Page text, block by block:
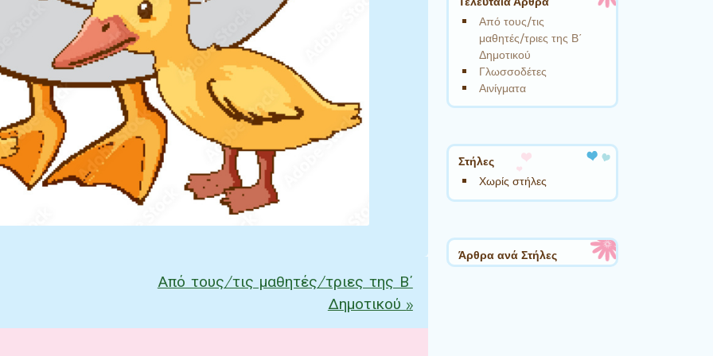
Από τους/τις μαθητές/τριες της Β΄
Δημοτικού»
Από τους/τις
μαθητές/τριες της Β΄
Δημοτικού
Γλωσσοδέτες
Αινίγματα
Στήλες
Χωρίς στήλες
Άρθρα ανά Στήλες